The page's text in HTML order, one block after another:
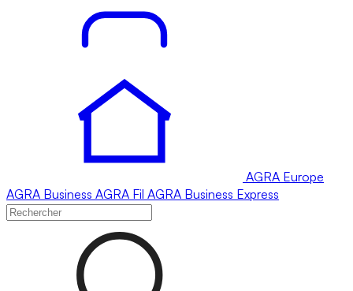
AGRA Europe
AGRA Business AGRA Fil AGRA Business Express